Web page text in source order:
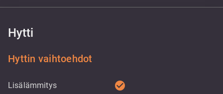
Hytti
Hyttin vaihtoehdot
Lisälämmitys check_circle